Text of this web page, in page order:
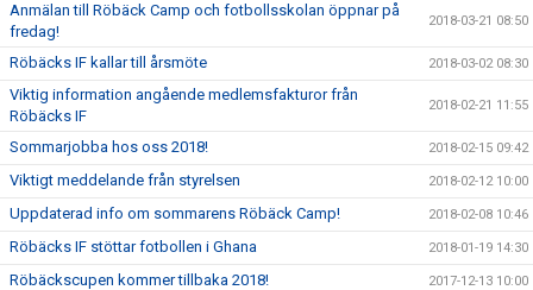
Anmälan till Röbäck Camp och fotbollsskolan öppnar på
fredag!
2018-03-21 08:50
Röbäcks IF kallar till årsmöte 2018-03-02 08:30
Viktig information angående medlemsfakturor från
Röbäcks IF
2018-02-21 11:55
Sommarjobba hos oss 2018! 2018-02-15 09:42
Viktigt meddelande från styrelsen 2018-02-12 10:00
Uppdaterad info om sommarens Röbäck Camp! 2018-02-08 10:46
Röbäcks IF stöttar fotbollen i Ghana 2018-01-19 14:30
Röbäckscupen kommer tillbaka 2018! 2017-12-13 10:00